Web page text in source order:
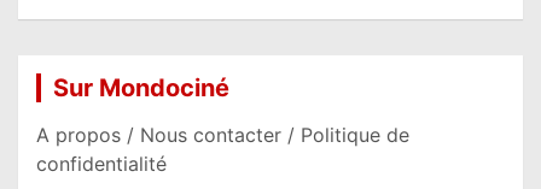
Sur Mondociné
A propos / Nous contacter / Politique de
confidentialité